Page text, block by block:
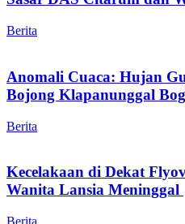
Berita
Anomali Cuaca: Hujan
Bojong Klapanunggal
Berita
Kecelakaan di Dekat
Wanita Lansia Meninggal
Berita